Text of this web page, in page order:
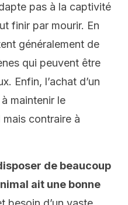
pas à la captivité
finir par mourir. En
généralement de
qui peuvent être
Enfin, l’achat d’un
maintenir le
mais contraire à
de beaucoup
ait une bonne